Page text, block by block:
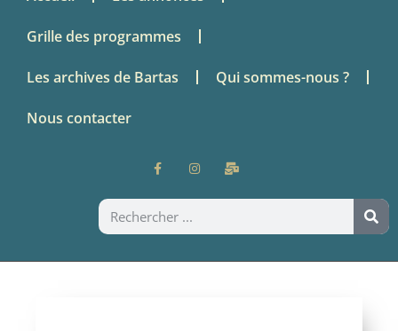
Grille des programmes
Les archives de Bartas Qui sommes-nous ?
Nous contacter